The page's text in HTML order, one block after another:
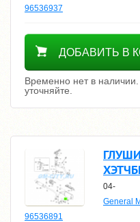
96536937
Уточнить цену
ДОБАВИТЬ В
Временно нет в
уточняйте.
04-
General
96536891